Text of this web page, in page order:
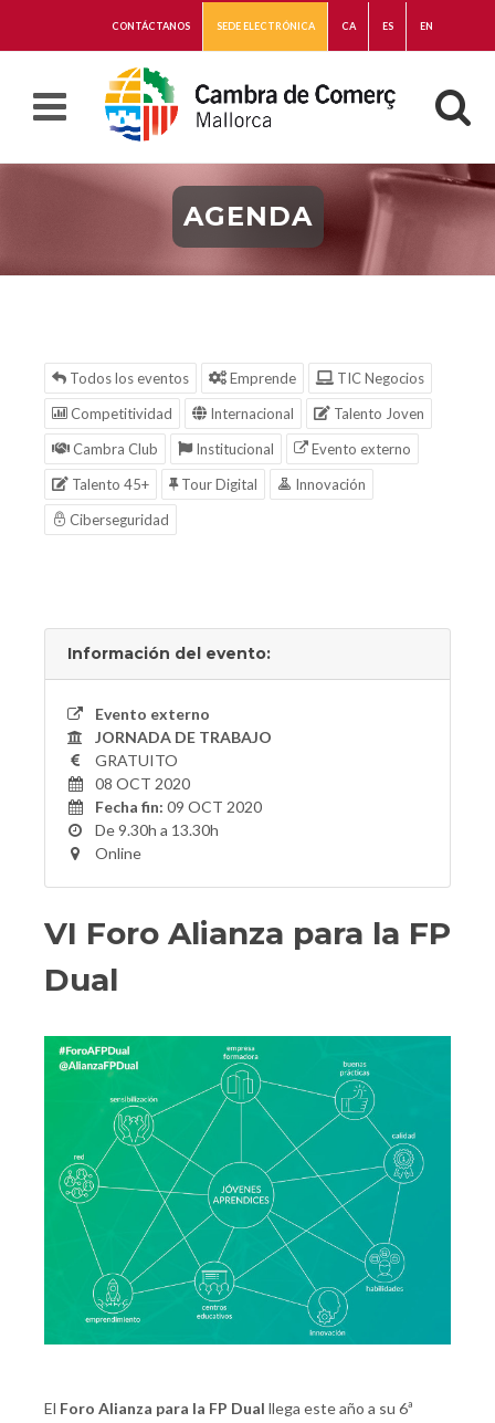
CONTÁCTANOS SEDE ELECTRÓNICA CA ES EN
AGENDA
Todos los eventos Emprende
TIC Negocios
Competitividad
Internacional
Talento Joven
Cambra Club
Institucional
Evento externo
Talento 45+
Tour Digital
Innovación
Ciberseguridad
Información del evento:
Evento externo
JORNADA DE TRABAJO
GRATUITO
08 OCT 2020
Fecha fin: 09 OCT 2020
De 9.30h a 13.30h
Online
VI Foro Alianza para la FP
Dual
El Foro Alianza para la FP Dual llega este año a su 6ª